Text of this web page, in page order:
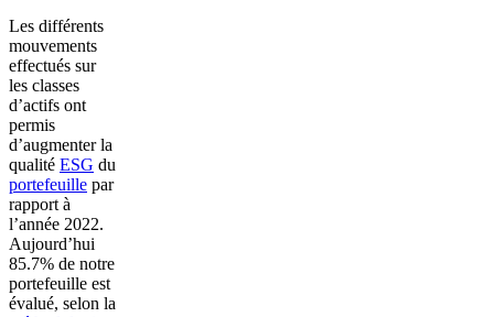
Les différents
mouvements
effectués sur
les classes
d’actifs ont
permis
d’augmenter la
qualité ESG du
portefeuille par
rapport à
l’année 2022.
Aujourd’hui
85.7% de notre
portefeuille est
évalué, selon la